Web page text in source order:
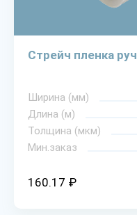
Стрейч пленка
Ширина (мм)
Длина (м)
Толщина (мкм)
Мин.заказ
160.17 ₽